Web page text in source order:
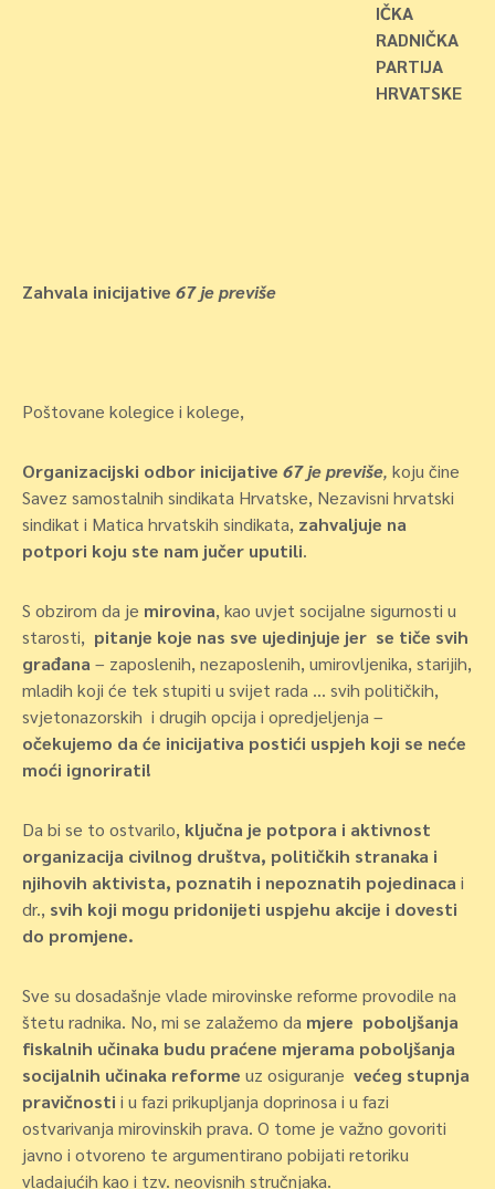
IČKA
RADNIČKA
PARTIJA
HRVATSKE
Zahvala inicijative 67 je previše
Poštovane kolegice i kolege,
Organizacijski odbor inicijative 67 je previše, koju čine
Savez samostalnih sindikata Hrvatske, Nezavisni hrvatski
sindikat i Matica hrvatskih sindikata, zahvaljuje na
potpori koju ste nam jučer uputili.
S obzirom da je mirovina, kao uvjet socijalne sigurnosti u
starosti, pitanje koje nas sve ujedinjuje jer se tiče svih
građana – zaposlenih, nezaposlenih, umirovljenika, starijih,
mladih koji će tek stupiti u svijet rada … svih političkih,
svjetonazorskih i drugih opcija i opredjeljenja –
očekujemo da će inicijativa postići uspjeh koji se neće
moći ignorirati!
Da bi se to ostvarilo, ključna je potpora i aktivnost
organizacija civilnog društva, političkih stranaka i
njihovih aktivista, poznatih i nepoznatih pojedinaca i
dr., svih koji mogu pridonijeti uspjehu akcije i dovesti
do promjene.
Sve su dosadašnje vlade mirovinske reforme provodile na
štetu radnika. No, mi se zalažemo da mjere poboljšanja
fiskalnih učinaka budu praćene mjerama poboljšanja
socijalnih učinaka reforme uz osiguranje većeg stupnja
pravičnosti i u fazi prikupljanja doprinosa i u fazi
ostvarivanja mirovinskih prava. O tome je važno govoriti
javno i otvoreno te argumentirano pobijati retoriku
vladajućih kao i tzv. neovisnih stručnjaka.